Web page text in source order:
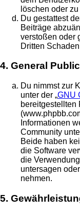
löschen oder
Du gestattest
Beiträge
verstoßen oder
Dritten
4. General
Du nimmst zur
unter der „GNU
bereitgestellten
Informationen
Community
Beide haben
die Software
die
untersagen
nehmen.
5.